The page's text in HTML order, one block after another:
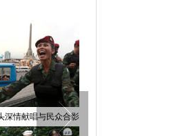
摄影师微距揭秘昆虫世界：如外星
生物（组图）